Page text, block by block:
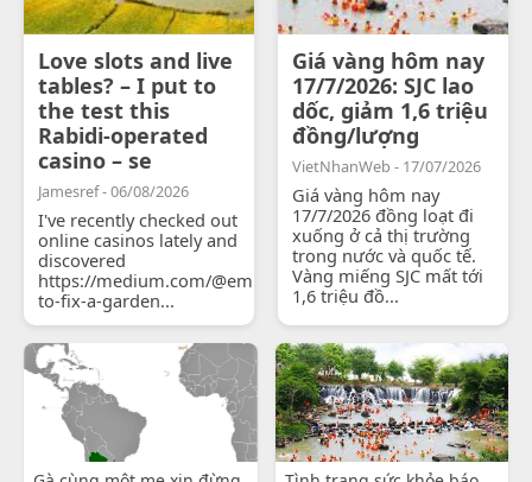
Love slots and live
tables? – I put to
the test this
Rabidi-operated
casino – se
Jamesref - 06/08/2026
I've recently checked out
online casinos lately and
discovered
https://medium.com/@emilyjohnsonready/how-
to-fix-a-garden...
Giá vàng hôm nay
17/7/2026: SJC lao
dốc, giảm 1,6 triệu
đồng/lượng
VietNhanWeb - 17/07/2026
Giá vàng hôm nay
17/7/2026 đồng loạt đi
xuống ở cả thị trường
trong nước và quốc tế.
Vàng miếng SJC mất tới
1,6 triệu đồ...